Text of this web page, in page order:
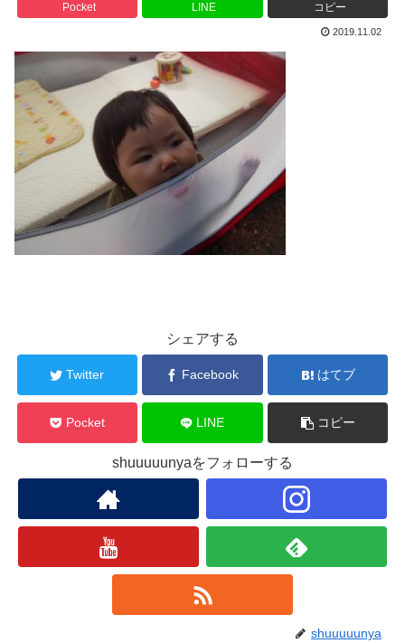
Pocket LINE コピー
2019.11.02
シェアする
Twitter Facebook はてブ
Pocket LINE コピー
shuuuuunyaをフォローする
shuuuuunya